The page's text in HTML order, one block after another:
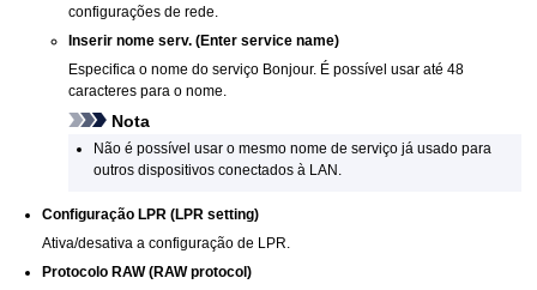
configurações de rede.
Inserir nome serv. (Enter service name)
Especifica o nome do serviço Bonjour. É possível usar até 48
caracteres para o nome.
Nota
Não é possível usar o mesmo nome de serviço já usado para
outros dispositivos conectados à LAN.
Configuração LPR (LPR setting)
Ativa/desativa a configuração de LPR
Protocolo RAW (RAW protocol)